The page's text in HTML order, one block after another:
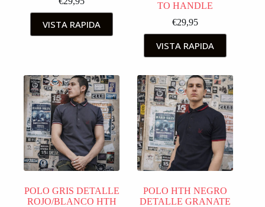
VISTA RAPIDA
TO HANDLE
€29,95
VISTA RAPIDA
POLO GRIS DETALLE
ROJO/BLANCO HTH
POLO HTH NEGRO
DETALLE GRANATE